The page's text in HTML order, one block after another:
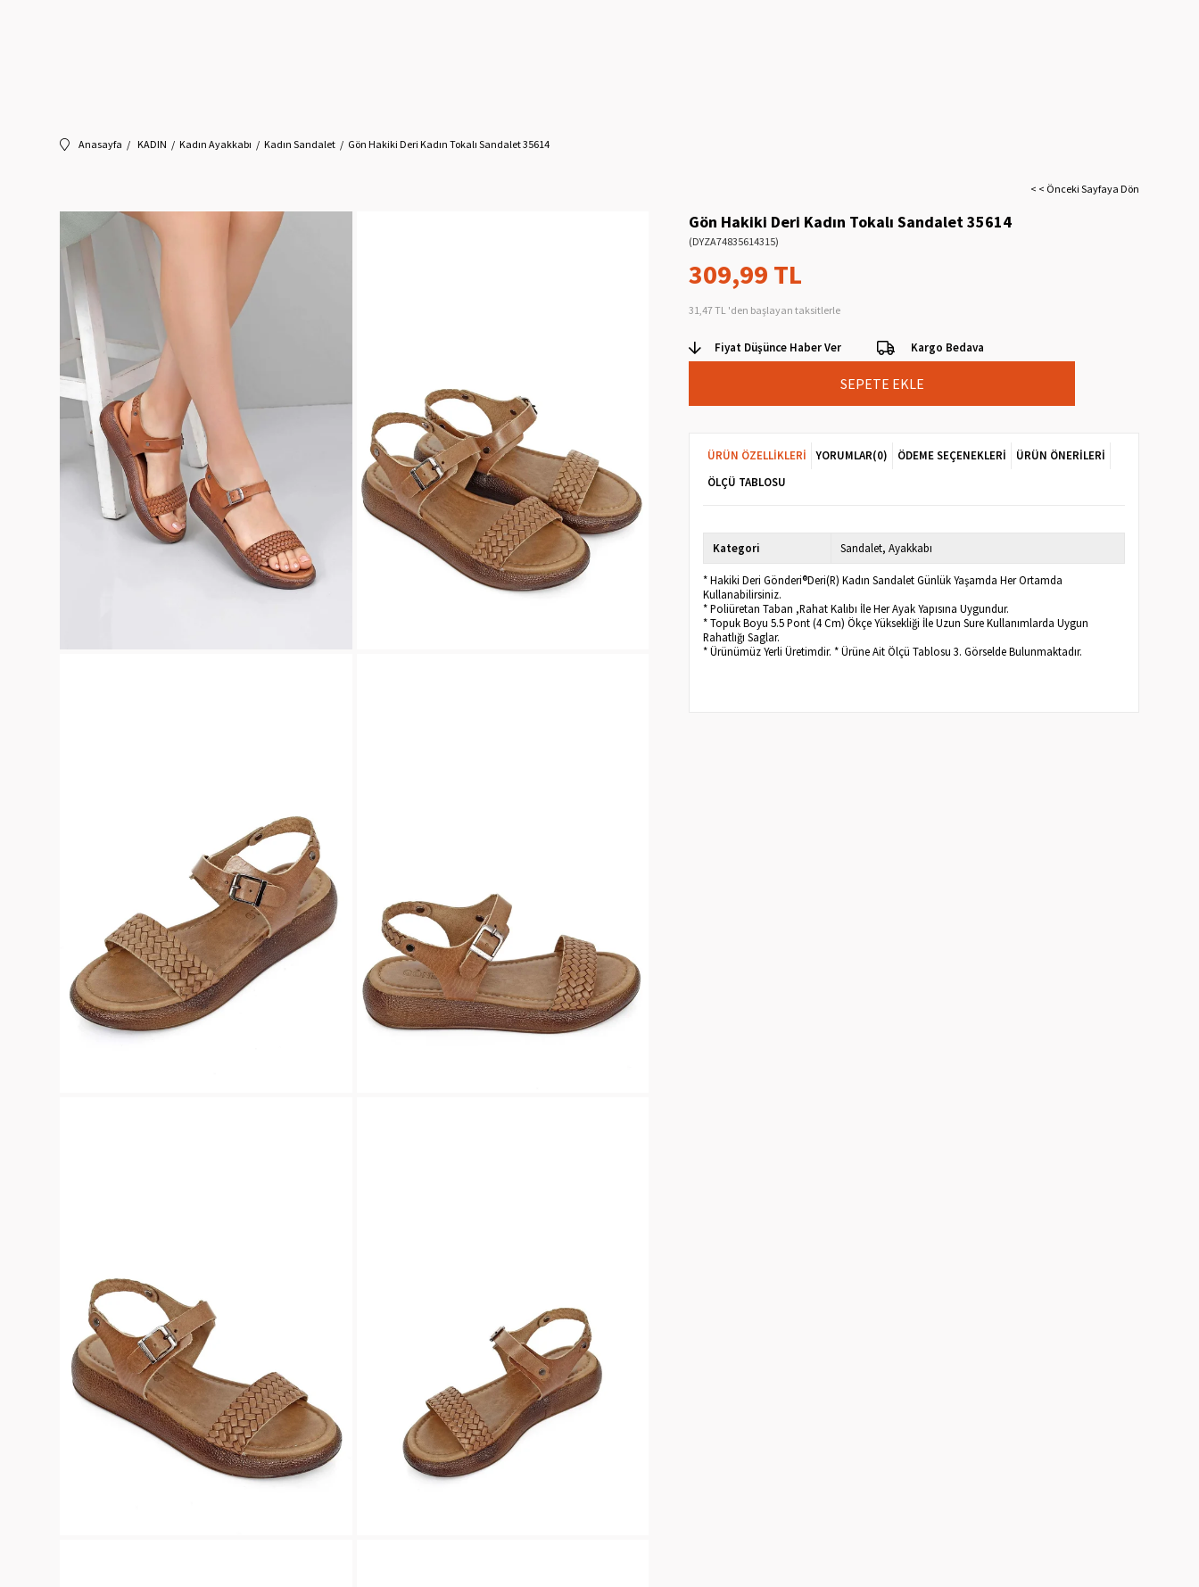
Anasayfa KADIN Kadın Ayakkabı Kadın Sandalet Gön Hakiki Deri Kadın Tokalı Sandalet 35614
< < Önceki Sayfaya Dön
Gön Hakiki Deri Kadın Tokalı Sandalet 35614
(DYZA74835614315)
309,99 TL
31,47 TL 'den başlayan taksitlerle
Fiyat Düşünce Haber Ver Kargo Bedava
ÜRÜN ÖZELLIKLERI YORUMLAR(0) ÖDEME SEÇENEKLERI
ÜRÜN ÖNERILERI
ÖLÇÜ TABLOSU
Kategori Sandalet Ayakkabı
* Hakiki Deri Gönderi®Deri(R) Kadın Sandalet Günlük Yaşamda Her Ortamda
Kullanabilirsiniz.
* Poliüretan Taban ,Rahat Kalıbı İle Her Ayak Yapısına Uygundur.
* Topuk Boyu 5.5 Pont (4 Cm) Ökçe Yüksekliği İle Uzun Sure Kullanımlarda Uygun
Rahatlığı Saglar.
* Ürünümüz Yerli Üretimdir. * Ürüne Ait Ölçü Tablosu 3. Görselde Bulunmaktadır.